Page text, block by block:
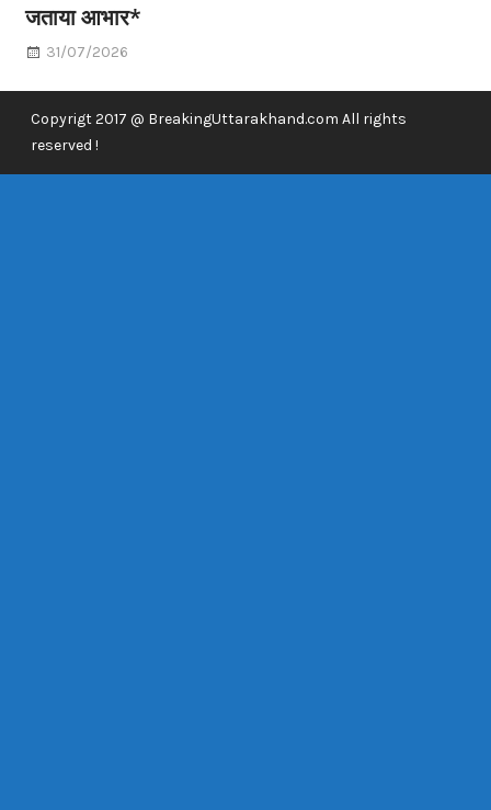
जताया आभार*
31/07/2026
Copyrigt 2017 @ BreakingUttarakhand.com All rights
reserved !